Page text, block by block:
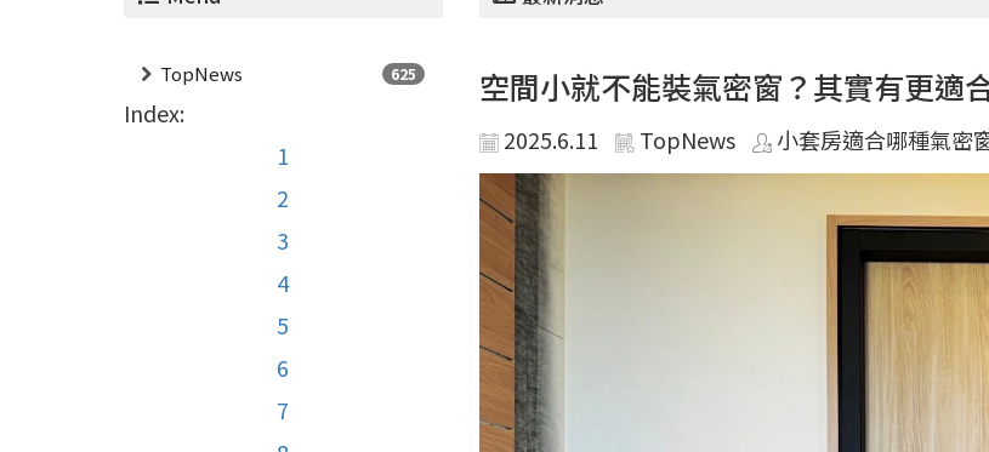
TopNews 625
Index:
1
2
3
4
5
6
7
空間小就不能裝氣密窗？其實有更適
2025.6.11 TopNews 小套房適合哪種氣密